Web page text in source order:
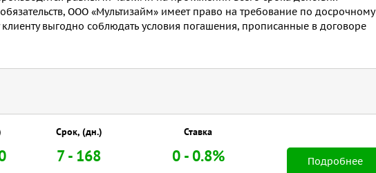
ООО «Мультизайм» имеет право на требование по досрочному
выгодно соблюдать условия погашения, прописанные в договоре
Подробнее
Срок, (дн.)
7 - 168
Ставка
0 - 0.8%